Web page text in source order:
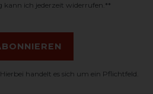
kann ich jederzeit widerrufen.**
handelt es sich um ein Pflichtfeld.